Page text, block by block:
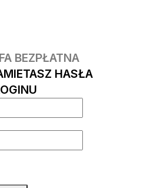
BEZPŁATNA
HASŁA